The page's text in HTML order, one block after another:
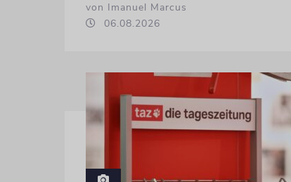
von Imanuel Marcus
06.08.2026